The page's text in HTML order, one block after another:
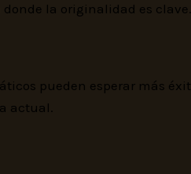
la originalidad es clave.
pueden esperar más
actual.